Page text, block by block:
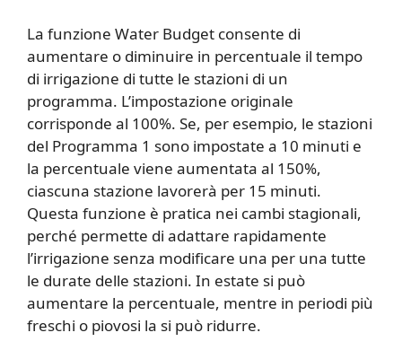
La funzione Water Budget consente di
aumentare o diminuire in percentuale il tempo
di irrigazione di tutte le stazioni di un
programma. L’impostazione originale
corrisponde al 100%. Se, per esempio, le stazioni
del Programma 1 sono impostate a 10 minuti e
la percentuale viene aumentata al 150%,
ciascuna stazione lavorerà per 15 minuti.
Questa funzione è pratica nei cambi stagionali,
perché permette di adattare rapidamente
l’irrigazione senza modificare una per una tutte
le durate delle stazioni. In estate si può
aumentare la percentuale, mentre in periodi più
freschi o piovosi la si può ridurre.